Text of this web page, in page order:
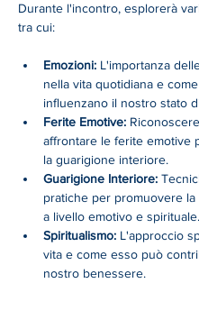
Durante l'incontro, esplorerà
tra cui:
Emozioni: L'importanza
nella vita quotidiana e
influenzano il nostro stato
Ferite Emotive:
affrontare le ferite emotive
la guarigione interiore.
Guarigione Interiore:
pratiche per promuovere
a livello emotivo e spirituale.
Spiritualismo: L'approccio
vita e come esso può
nostro benessere.